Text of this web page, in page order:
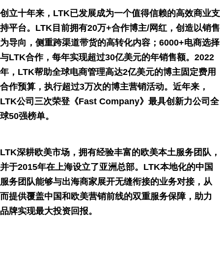
创立十年来，LTK已发展成为一个值得信赖的高效商业支
持平台。LTK目前拥有20万+合作博主/网红，创造以销售
为导向，侧重跨渠道带货的高转化内容；6000+电商选择
与LTK合作，每年实现超过30亿美元的年销售额。2022
年，LTK帮助全球电商管理高达2亿美元的博主固定费用
合作预算，执行超过3万次的博主营销活动。近年来，
LTK公司三次荣登《Fast Company》最具创新力公司全
球50强榜单。
LTK深耕欧美市场，拥有经验丰富的欧美本土服务团队，
并于2015年在上海设立了亚洲总部。LTK本地化的中国
服务团队能够与出海商家展开无缝衔接的业务对接，从
而提供覆盖中国和欧美营销前线的双重服务保障，助力
品牌实现最大投资回报。